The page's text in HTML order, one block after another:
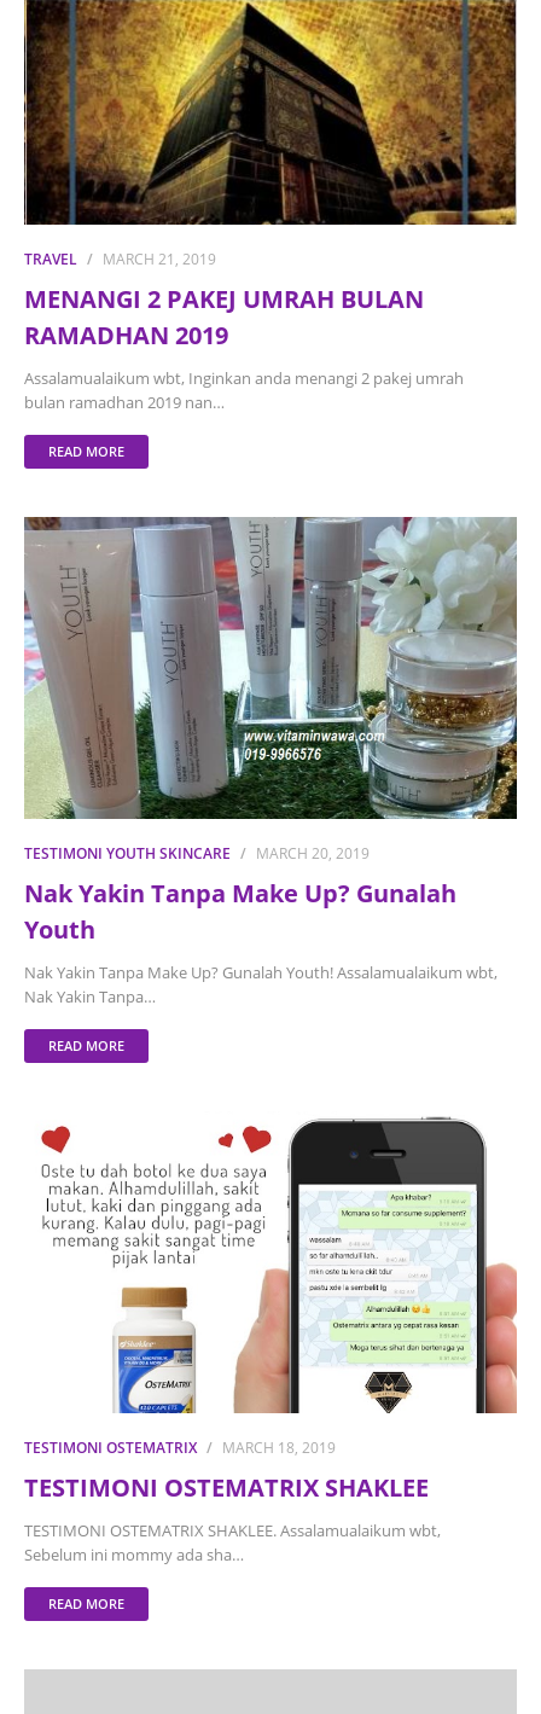
TRAVEL MARCH 21, 2019
MENANGI 2 PAKEJ UMRAH BULAN
RAMADHAN 2019
Assalamualaikum wbt, Inginkan anda menangi 2 pakej umrah
bulan ramadhan 2019 nan…
READ MORE
TESTIMONI YOUTH SKINCARE MARCH 20, 2019
Nak Yakin Tanpa Make Up? Gunalah
Youth
Nak Yakin Tanpa Make Up? Gunalah Youth! Assalamualaikum wbt,
Nak Yakin Tanpa…
READ MORE
TESTIMONI OSTEMATRIX MARCH 18, 2019
TESTIMONI OSTEMATRIX SHAKLEE
TESTIMONI OSTEMATRIX SHAKLEE. Assalamualaikum wbt,
Sebelum ini mommy ada sha…
READ MORE